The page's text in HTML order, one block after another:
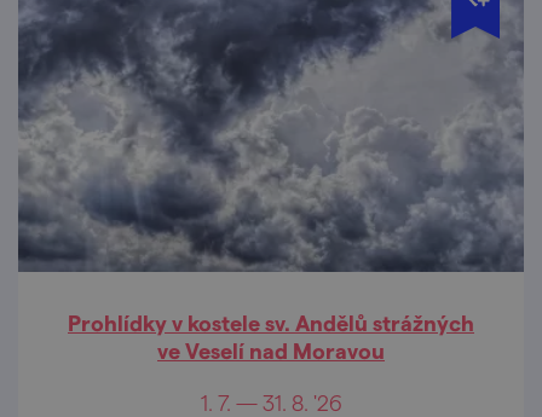
Prohlídky v kostele sv. Andělů strážných
ve Veselí nad Moravou
1. 7. — 31. 8. '26